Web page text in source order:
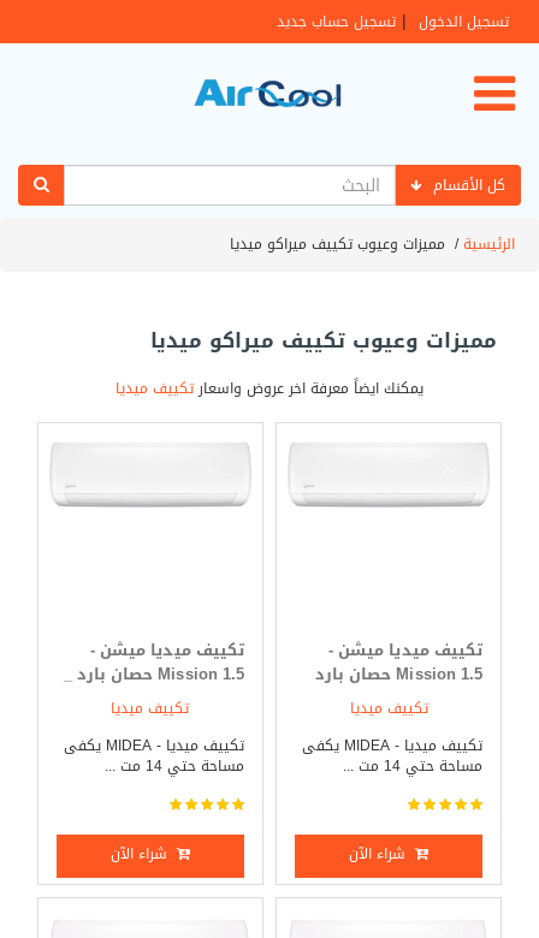
تسجيل الدخول | تسجيل حساب جديد
كل الأقسام
الرئيسية/ مميزات وعيوب تكييف ميراكو ميديا
مميزات وعيوب تكييف ميراكو ميديا
يمكنك ايضاً معرفة اخر عروض واسعارتكييف ميديا
تكييف ميديا ميشن -
Mission 1.5 حصان بارد
تكييف ميديا
تكييف ميديا - MIDEA يكفى
مساحة حتي 14 مت ...
شراء الآن
تكييف ميديا ميشن -
Mission 1.5 حصان بارد _
تكييف ميديا
تكييف ميديا - MIDEA يكفى
مساحة حتي 14 مت ...
شراء الآن